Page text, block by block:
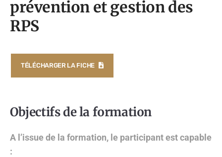
prévention et gestion des
RPS
TÉLÉCHARGER LA FICHE
Objectifs de la formation
A l’issue de la formation, le participant est capable
: